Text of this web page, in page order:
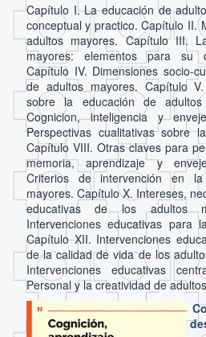
Capítulo I. La educación de
conceptual y practico. Capítulo II.
adultos mayores. Capítulo III.
mayores: elementos para su
Capítulo IV. Dimensiones socio-
de adultos mayores. Capítulo
sobre la educación de
Cognicion, inteligencia y
Perspectivas cualitativas sobre
Capítulo VIII. Otras claves para
memoria, aprendizaje y
Criterios de intervención en
mayores. Capítulo X. Intereses,
educativas de los adultos
Intervenciones educativas para
Capítulo XII. Intervenciones
de la calidad de vida de los
Intervenciones educativas
Personal y la creatividad de